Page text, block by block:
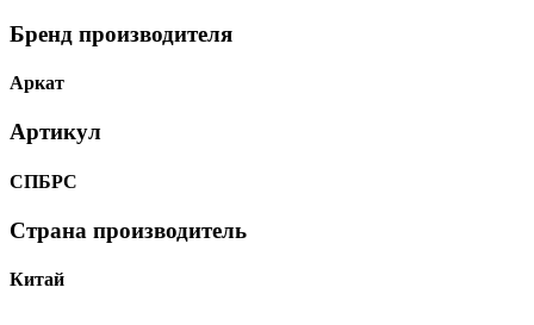
Бренд производителя
Аркат
Артикул
СПБРС
Страна производитель
Китай